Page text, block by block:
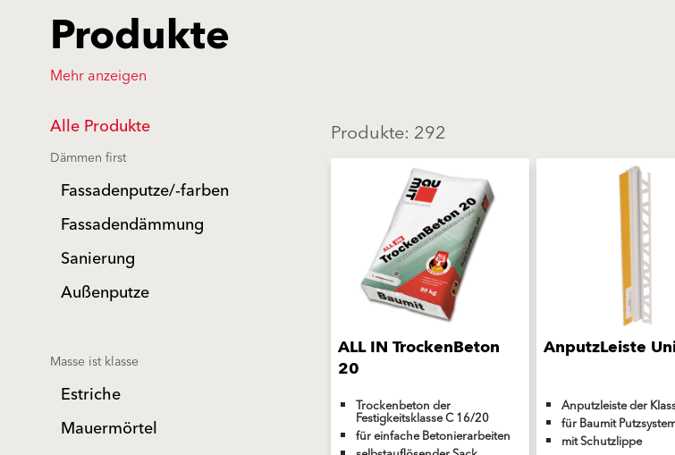
Produkte
Mehr anzeigen
Alle Produkte
Dämmen first
Fassadenputze/-farben
Fassadendämmung
Sanierung
Außenputze
Masse ist klasse
Estriche
Mauermörtel
Produkte: 292
ALL IN TrockenBeton
20
Trockenbeton der
Festigkeitsklasse C 16/20
für einfache Betonierarbeiten
AnputzLeiste
Anputzleiste der
für Baumit
mit Schutzlippe